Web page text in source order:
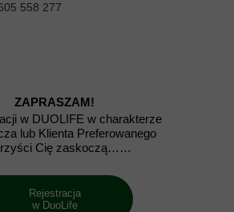
558 277
ZAPRASZAM!
w DUOLIFE w charakterze
lub Klienta Preferowanego
Cię zaskoczą……
Rejestracja
w DuoLife